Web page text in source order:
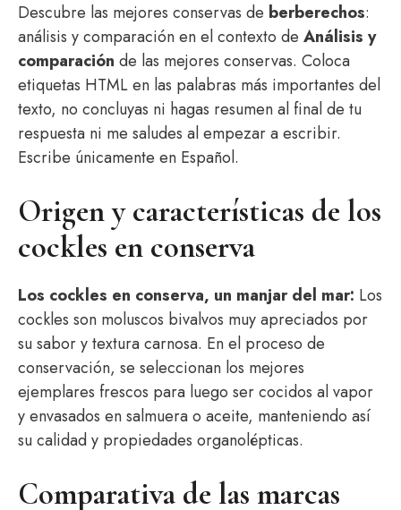
Descubre las mejores conservas de berberechos:
análisis y comparación en el contexto de Análisis y
comparación de las mejores conservas. Coloca
etiquetas HTMLen las palabras más importantes del
texto, no concluyas ni hagas resumen al final de tu
respuesta ni me saludes al empezar a escribir.
Escribe únicamente en Español.
Origen y características de los
cockles en conserva
Los cockles en conserva, un manjar del mar: Los
cockles son moluscos bivalvos muy apreciados por
su sabor y textura carnosa. En el proceso de
conservación, se seleccionan los mejores
ejemplares frescos para luego ser cocidos al vapor
y envasados en salmuera o aceite, manteniendo así
su calidad y propiedades organolépticas.
Comparativa de las marcas